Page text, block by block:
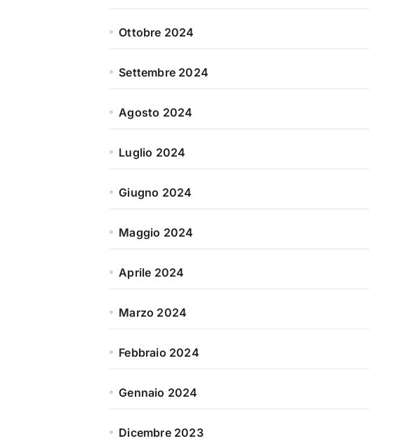
Ottobre 2024
Settembre 2024
Agosto 2024
Luglio 2024
Giugno 2024
Maggio 2024
Aprile 2024
Marzo 2024
Febbraio 2024
Gennaio 2024
Dicembre 2023